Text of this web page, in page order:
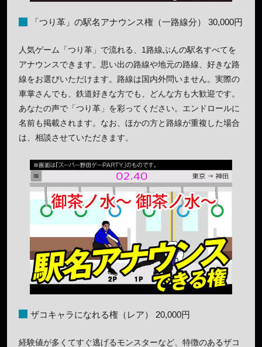
「つり革」の駅名アナウンス権（一路線分） 30,000円
人気ゲーム「つり革」で流れる、1路線ぶんの駅名すべてを
アナウンスできます。思い出の路線や地元の路線、好きな路
線をお選びいただけます。路線は国内外問いません。実際の
車掌さんでも、鉄道好きな方でも、どんな方も大歓迎です。
あなたの声で「つり革」を彩ってください。エンドロールに
名前も掲載されます。なお、ほかの方と路線が重複した場合
は、相談させていただきます。
ザコキャラになれる権（レア） 20,000円
経験値が多くてすぐ逃げるモンスターなど、特徴のあるザコ